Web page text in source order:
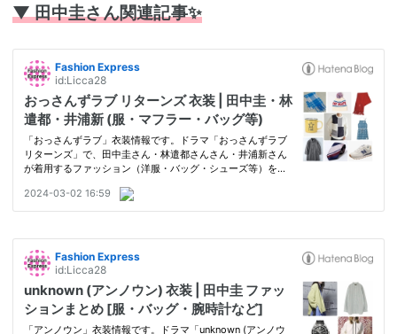
▼ 田中圭さん関連記事✨